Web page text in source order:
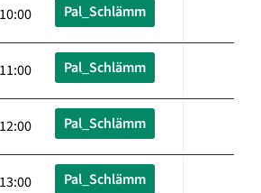
Pal_Schlämm
Pal_Schlämm
Pal_Schlämm
Pal_Schlämm